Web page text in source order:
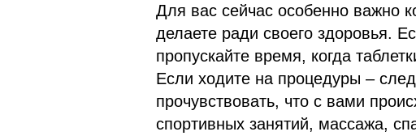
Для вас сейчас особенно важно
делаете ради своего здоровья.
пропускайте время, когда
Если ходите на процедуры –
прочувствовать, что с вами
спортивных занятий, массажа,